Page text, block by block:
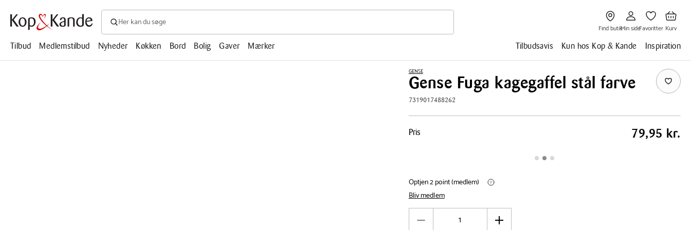
Søg efter produkter, artikler, opskrifter, mm.
Søg
efter
artikler,
Gå
til
Find
butik
Find butik
til
Min
side
Min side
til
Favoritter
Favoritter
til
Kurv
Kurv
Tilbud
Medlemstilbud Nyheder Køkken Bord Bolig Gaver Mærker Tilbudsavis Kun hos Kop & Kande Inspiration
GENSE
Gense Fuga kagegaffel stål farve
7319017488262
Pris
Pris 79,95 kr.
Optjen 2 point (medlem)
Bliv medlem
Øg